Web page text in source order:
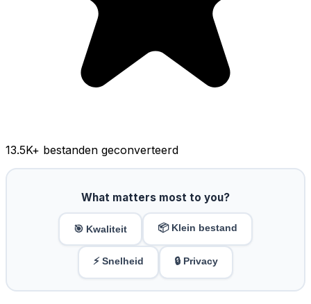
13.5K+ bestanden geconverteerd
What matters most to you?
🎯 Kwaliteit 📦 Klein bestand
⚡ Snelheid 🔒 Privacy